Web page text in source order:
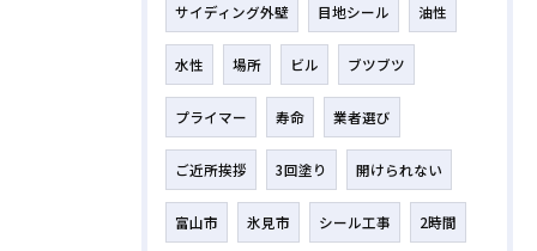
サイディング外壁 目地シール 油性
水性 場所 ビル ブツブツ
プライマー 寿命 業者選び
ご近所挨拶 3回塗り 開けられない
富山市 氷見市 シール工事 2時間